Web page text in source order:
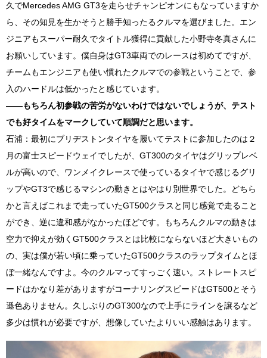
久でMercedes AMG GT3を走らせチャンピオンにもなっていますか
ら、その知見を生かそうと勝手知ったるクルマを選びました。エン
ジニアもスーパー耐久でタイトル獲得に貢献した小野寺冬真さんに
お願いしています。僕自身はGT3車両でのレースは初めてですが、
チームもエンジニアも使い慣れたクルマでの参戦ということで、参
入のハードルは低かったと感じています。
――もちろん初参戦の苦労がないわけではないでしょうが、テスト
でも好タイムをマークしていて順調だと思います。
石浦：最初にブリヂストンタイヤを履いてテストに参加したのは２
月の富士スピードウェイでしたが、 GT300のタイヤはグリップレベ
ルが高いので、ワンメイクレースで使っているタイヤで感じるグリ
ップやGT3で感じるマシンの動きとはやはり別世界でした。どちら
かと言えばこれまで走っていたGT500クラスと同じ感覚で走ること
ができ、逆に違和感がなかったほどです。もちろんクルマの動きは
空力で抑えが効く GT500クラスとは比較にならないほど大きいもの
の、実は僕が若い頃に乗っていたGT500クラスのラップタイムとほ
ぼ一緒なんですよ。今のクルマってすっごく速い。ストレートスピ
ードはかなり差がありますがコーナリングスピードはGT500とそう
遜色ありません。久しぶりのGT300なので上手にラインを譲るなど
多少は慣れが必要ですが、想像していたよりいい感触はあります。